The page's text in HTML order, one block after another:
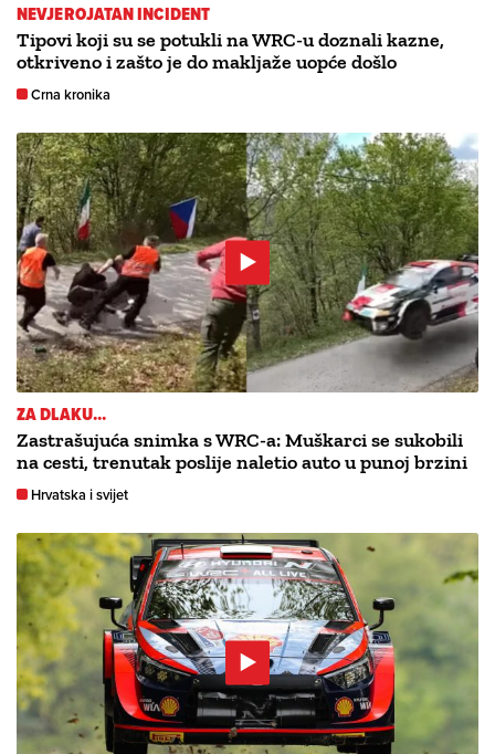
NEVJEROJATAN INCIDENT
Tipovi koji su se potukli na WRC-u doznali kazne,
otkriveno i zašto je do makljaže uopće došlo
Crna kronika
ZA DLAKU...
Zastrašujuća snimka s WRC-a: Muškarci se sukobili
na cesti, trenutak poslije naletio auto u punoj brzini
Hrvatska i svijet